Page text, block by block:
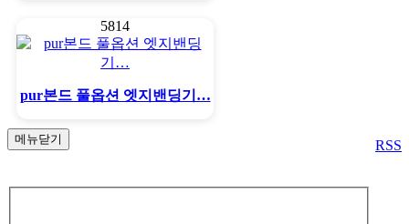
5814
pur본드 풀옵션 엣지밴딩기…
RSS
메뉴닫기
회